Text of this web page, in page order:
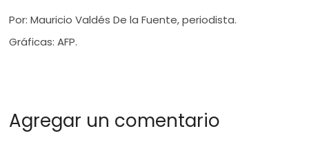
Por: Mauricio Valdés De la Fuente, periodista.
Gráficas: AFP.
Agregar un comentario